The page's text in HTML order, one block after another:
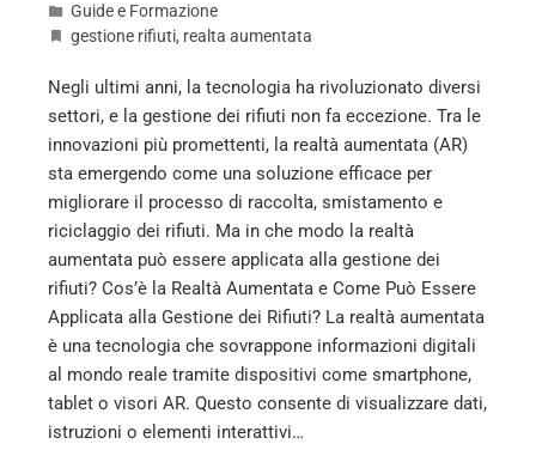
Guide e Formazione
gestione rifiuti, realta aumentata
Negli ultimi anni, la tecnologia ha rivoluzionato diversi
settori, e la gestione dei rifiuti non fa eccezione. Tra le
innovazioni più promettenti, la realtà aumentata (AR)
sta emergendo come una soluzione efficace per
migliorare il processo di raccolta, smistamento e
riciclaggio dei rifiuti. Ma in che modo la realtà
aumentata può essere applicata alla gestione dei
rifiuti? Cos’è la Realtà Aumentata e Come Può Essere
Applicata alla Gestione dei Rifiuti? La realtà aumentata
è una tecnologia che sovrappone informazioni digitali
al mondo reale tramite dispositivi come smartphone,
tablet o visori AR. Questo consente di visualizzare dati,
istruzioni o elementi interattivi…